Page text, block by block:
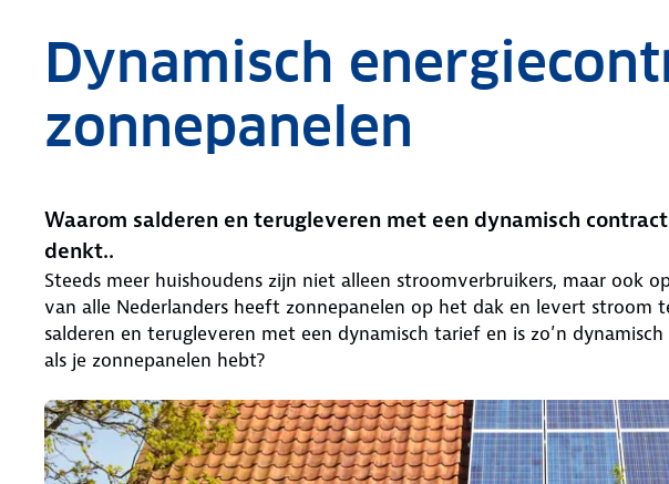
Dynamisch
zonnepanelen
Waarom salderen en terugleveren met een dynamisch
denkt..
Steeds meer huishoudens zijn niet alleen stroomverbruikers, maar ook
van alle Nederlanders heeft zonnepanelen op het dak en levert stroom
salderen en terugleveren met een dynamisch tarief en is zo’n
als je zonnepanelen hebt?